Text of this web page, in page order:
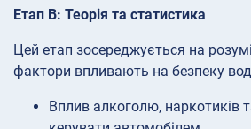
Етап B: Теорія та статистика
Цей етап зосереджується на
фактори впливають на безпеку
Вплив алкоголю, наркотиків